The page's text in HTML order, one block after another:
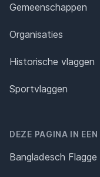
Gemeenschappen
Organisaties
Historische vlaggen
Sportvlaggen
DEZE PAGINA IN
Bangladesch Flagge